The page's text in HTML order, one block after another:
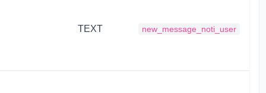
new_message_noti_user
TEXT